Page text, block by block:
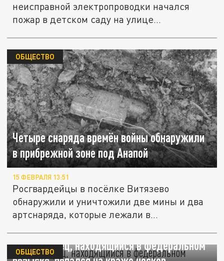
неисправной электропроводки начался
пожар в детском саду на улице...
Четыре снаряда времён войны обнаружили
в прибрежной зоне под Анапой
ОБЩЕСТВО
15 ФЕВРАЛЯ 13:51
Росгвардейцы в посёлке Витязево
обнаружили и уничтожили две мины и два
артснаряда, которые лежали в
Краснодарец, находящийся в федеральном
ОБЩЕСТВО